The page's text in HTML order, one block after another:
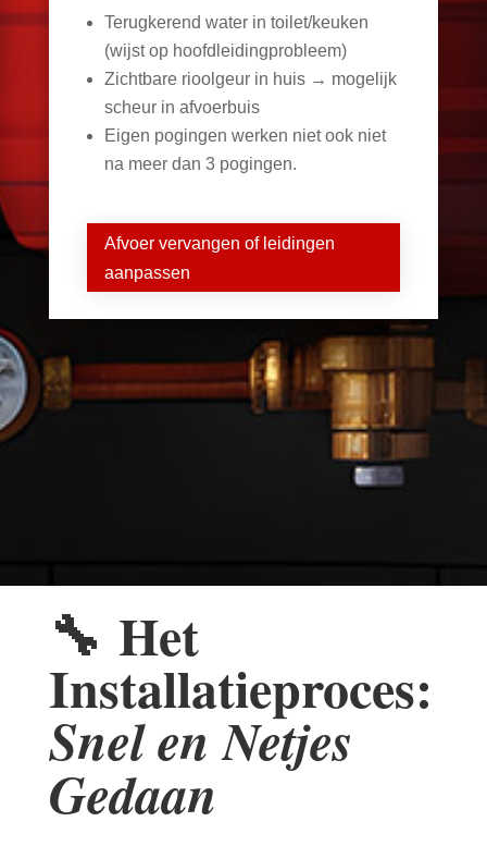
Terugkerend water in toilet/keuken
(wijst op hoofdleidingprobleem)
Zichtbare rioolgeur in huis → mogelijk
scheur in afvoerbuis
Eigen pogingen werken niet ook niet
na meer dan 3 pogingen.
Afvoer vervangen of leidingen
aanpassen
🔧 Het
Installatieproces:
Snel en Netjes
Gedaan